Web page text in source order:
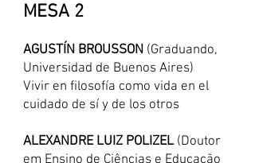
MESA 2
AGUSTÍN BROUSSON (Graduando,
Universidad de Buenos Aires)
Vivir en filosofía como vida en el
cuidado de sí y de los otros
ALEXANDRE LUIZ POLIZEL (Doutor
em Ensino de Ciências e Educação